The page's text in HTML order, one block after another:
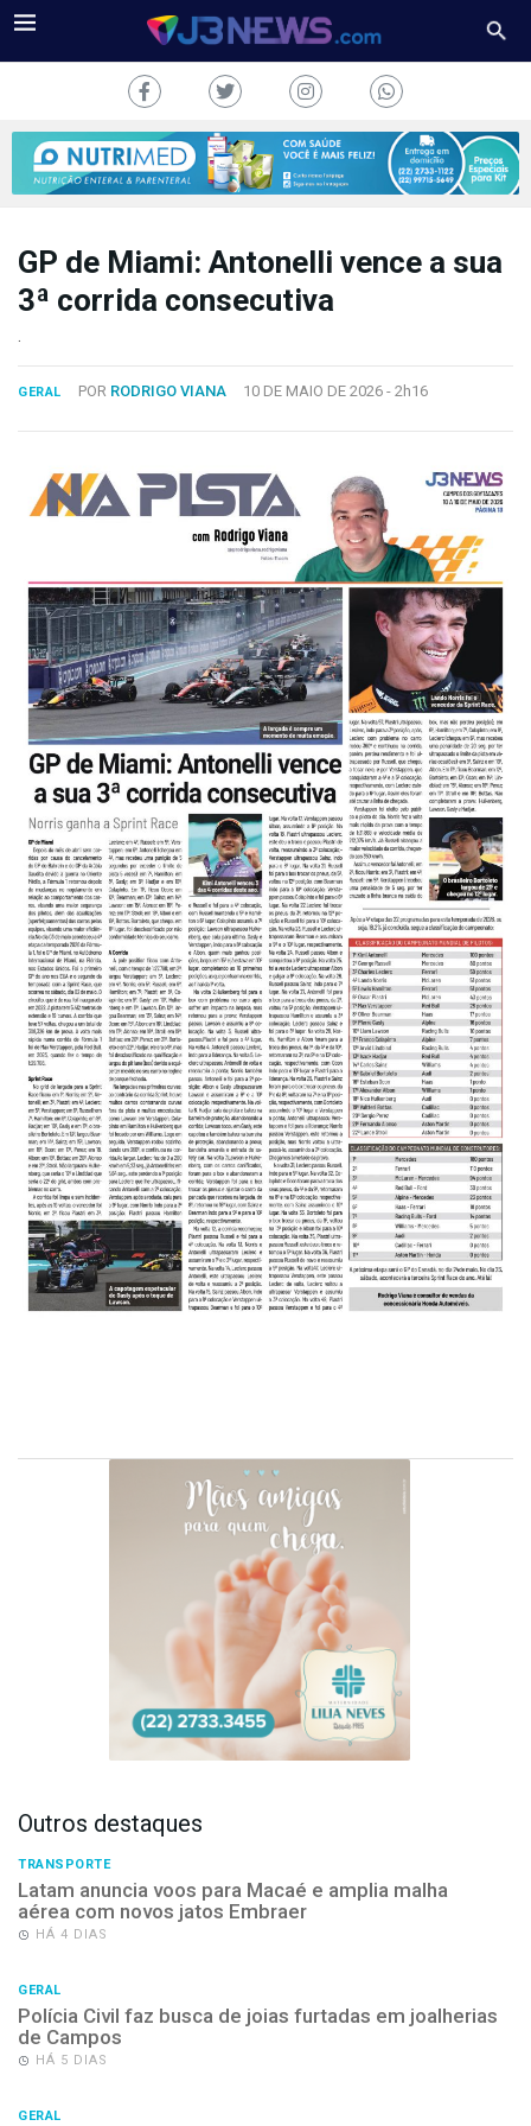
FALE
Copyright
2024
Hesea
Tecnologia
Sistemas
GP de Miami: Antonelli vence a sua
3ª corrida consecutiva
GERAL POR RODRIGO VIANA 10 DE MAIO DE 2026 - 2h16
Outros destaques
TRANSPORTE
Latam anuncia voos para Macaé e amplia malha
aérea com novos jatos Embraer
HÁ 4 DIAS
GERAL
Polícia Civil faz busca de joias furtadas em joalherias
de Campos
HÁ 5 DIAS
GERAL